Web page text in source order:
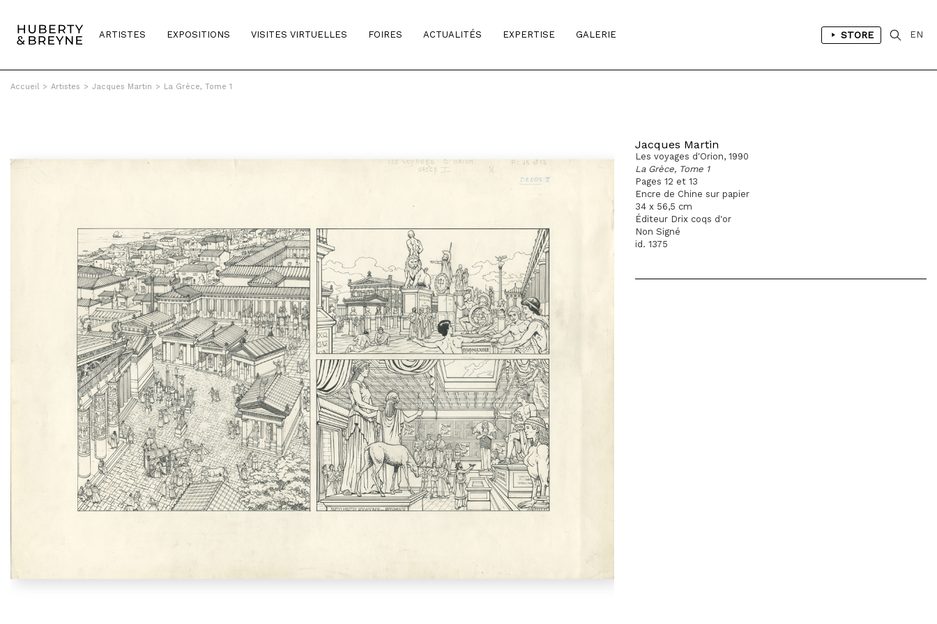
ARTISTES EXPOSITIONS VISITES VIRTUELLES FOIRES ACTUALITÉS EXPERTISE GALERIE STORE EN
Accueil > Artistes > Jacques Martin > La Grèce, Tome 1
Jacques Martin
Les voyages d'Orion, 1990
La Grèce, Tome 1
Pages 12 et 13
Encre de Chine sur papier
34 x 56,5 cm
Éditeur Drix coqs d'or
Non Signé
id. 1375